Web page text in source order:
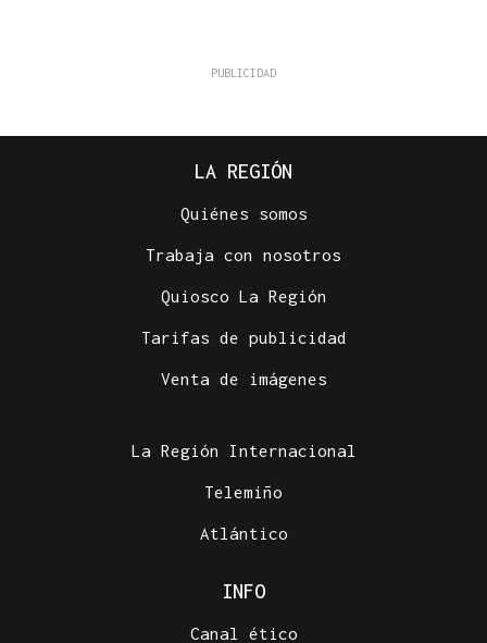
LA REGIÓN
Quiénes somos
Trabaja con nosotros
Quiosco La Región
Tarifas de publicidad
Venta de imágenes
La Región Internacional
Telemiño
Atlántico
INFO
Canal ético